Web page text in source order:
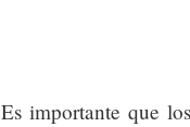
Es importante que